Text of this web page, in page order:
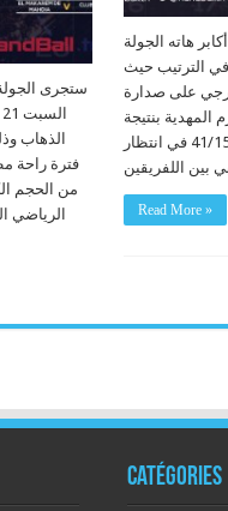
أ أكابر هاته الجولة
في الترتيب حيث
على صدارة
المهدية بنتيجة
21/18 و الترجي على جمعية أريانة 41/15 في انتظار
Read More »
ستجرى
فترة راحة
من الحجم
الرياضي
Catégories